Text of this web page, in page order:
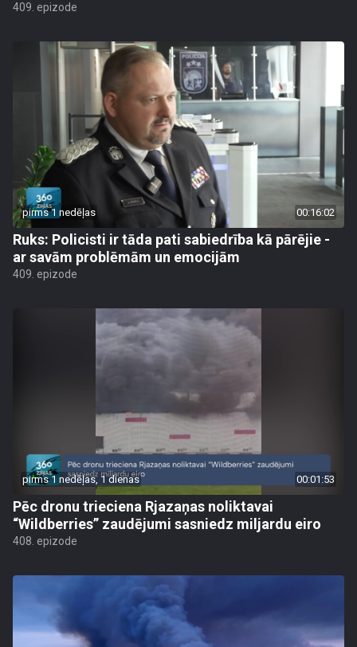
409. epizode
pirms 1 nedēļas 00:16:02
Ruks: Policisti ir tāda pati sabiedrība kā pārējie -
ar savām problēmām un emocijām
409. epizode
pirms 1 nedēļas, 1 dienas 00:01:53
Pēc dronu trieciena Rjazaņas noliktavai
“Wildberries” zaudējumi sasniedz miljardu eiro
408. epizode